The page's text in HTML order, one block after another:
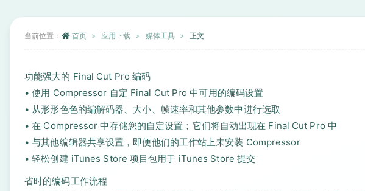
当前位置： 首页 应用下载 媒体工具 正文
功能强大的 Final Cut Pro 编码
• 使用 Compressor 自定 Final Cut Pro 中可用的编码设置
• 从形形色色的编解码器、大小、帧速率和其他参数中进行选取
• 在 Compressor 中存储您的自定设置；它们将自动出现在 Final Cut Pro 中
• 与其他编辑器共享设置，即便他们的工作站上未安装 Compressor
• 轻松创建 iTunes Store 项目包用于 iTunes Store 提交
省时的编码工作流程